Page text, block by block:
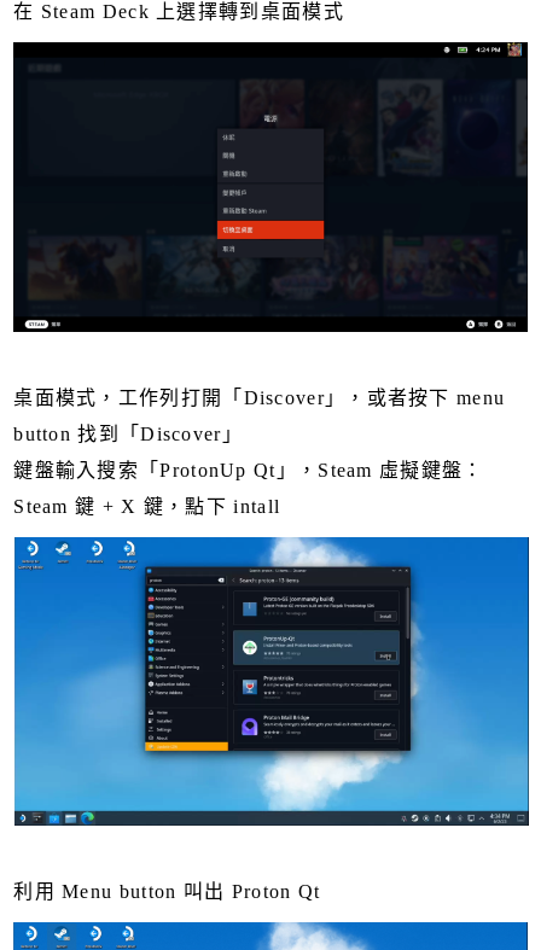
在 Steam Deck 上選擇轉到桌面模式
桌面模式，工作列打開「Discover」，或者按下 menu
button 找到「Discover」
鍵盤輸入搜索「ProtonUp Qt」，Steam 虛擬鍵盤：
Steam 鍵 + X 鍵，點下 intall
利用 Menu button 叫出 Proton Qt